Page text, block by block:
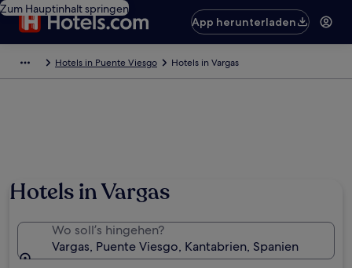
Zum Hauptinhalt springen
App herunterladen
Hotels in Puente Viesgo Hotels in Vargas
Hotels in Vargas
Wo soll’s hingehen?
Vargas, Puente Viesgo, Kantabrien, Spanien